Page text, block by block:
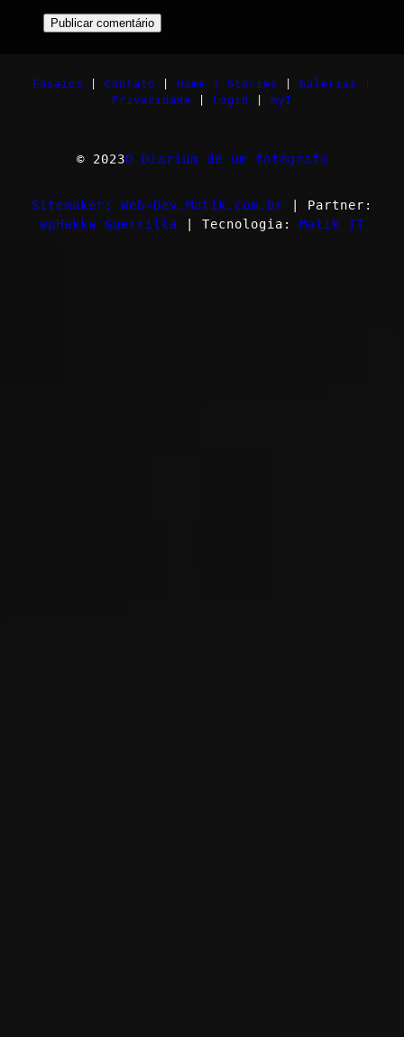
Ensaios Contato Home | Stories
Galerias |
Privacidade
Login myI
© 2023O Diarium de um fotógrafo
Sitemaker: Web-Dev.Matik.com.br | Partner:
wpHakka Guerrilla | Tecnologia: Matik IT